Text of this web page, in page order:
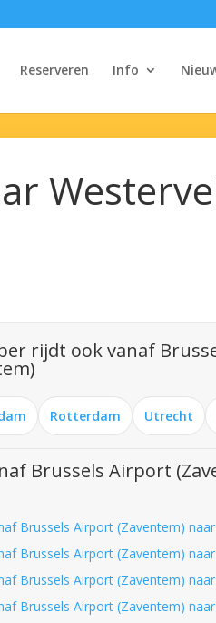
Reserveren Info
rijdt ook vanaf
Rotterdam Utrecht
Brussels Airport
Brussels Airport (Zaventem)
Brussels Airport (Zaventem)
Brussels Airport (Zaventem)
Brussels Airport (Zaventem)